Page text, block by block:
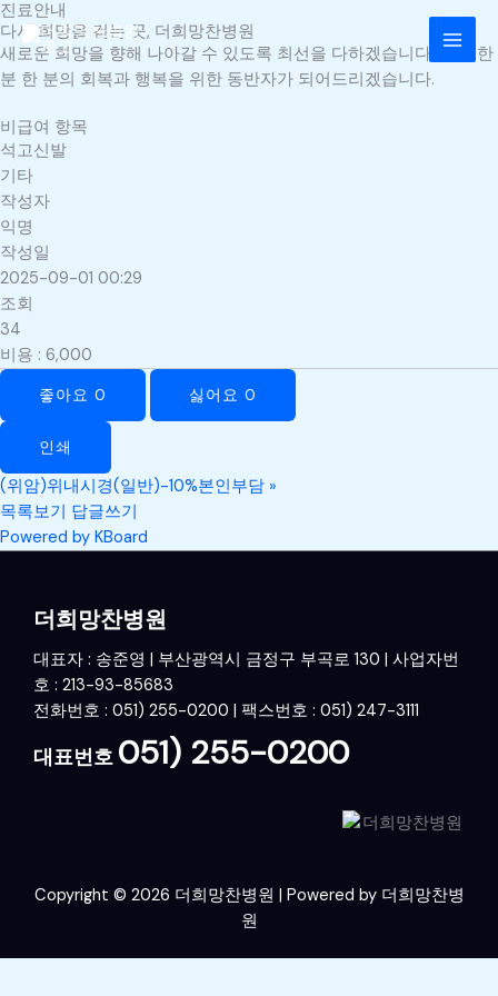
콘
텐
츠
로
너
뛰
기
진료안내
다시 희망을 걷는 곳, 더희망찬병원
새로운 희망을 향해 나아갈 수 있도록 최선을 다하겠습니다. 환자 한
분 한 분의 회복과 행복을 위한 동반자가 되어드리겠습니다.
비급여 항목
석고신발
기타
작성자
익명
작성일
2025-09-01 00:29
조회
34
비용 : 6,000
좋아요 0 싫어요 0
인쇄
(위암)위내시경(일반)-10%본인부담 »
목록보기
답글쓰기
Powered by KBoard
더희망찬병원
대표자 : 송준영 | 부산광역시 금정구 부곡로 130 | 사업자번
호 : 213-93-85683
전화번호 : 051) 255-0200 | 팩스번호 : 051) 247-3111
대표번호 051) 255-0200
Copyright © 2026 더희망찬병원 | Powered by 더희망찬병
원